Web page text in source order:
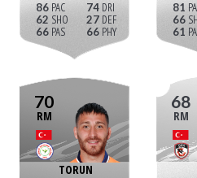
86
62
66
74
27
66
81
66
61
70
RM
TORUN
68
RM